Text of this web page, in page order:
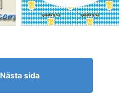
Nästa sida